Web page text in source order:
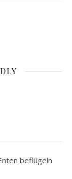
beflügeln